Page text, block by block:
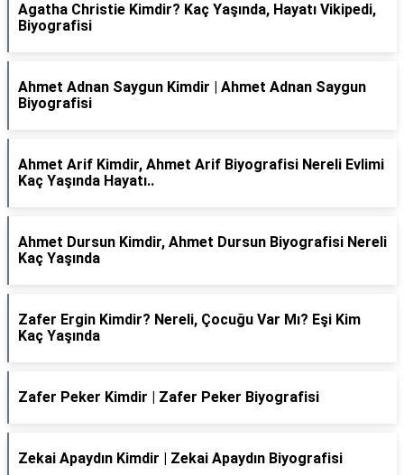
Agatha Christie Kimdir? Kaç Yaşında, Hayatı Vikipedi,
Biyografisi
Ahmet Adnan Saygun Kimdir | Ahmet Adnan Saygun
Biyografisi
Ahmet Arif Kimdir, Ahmet Arif Biyografisi Nereli Evlimi
Kaç Yaşında Hayatı..
Ahmet Dursun Kimdir, Ahmet Dursun Biyografisi Nereli
Kaç Yaşında
Zafer Ergin Kimdir? Nereli, Çocuğu Var Mı? Eşi Kim
Kaç Yaşında
Zafer Peker Kimdir | Zafer Peker Biyografisi
Zekai Apaydın Kimdir | Zekai Apaydın Biyografisi